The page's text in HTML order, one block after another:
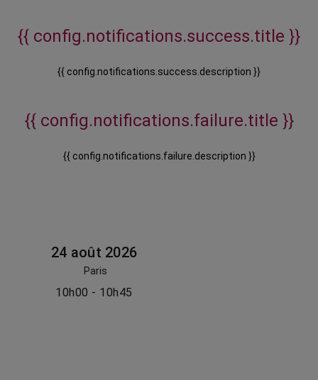
{{ config.notifications.success.title }}
{{ config.notifications.success.description }}
{{ config.notifications.failure.title }}
{{ config.notifications.failure.description }}
24 août 2026
Paris
10h00 - 10h45